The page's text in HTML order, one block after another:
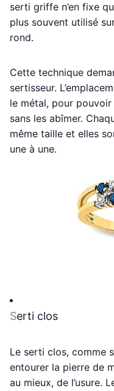
serti griffe n’en fixe
plus souvent utilisé
rond.
Cette technique
sertisseur.
le métal, pour
sans les abîmer.
même taille et elles
une à une.
Serti clos
Le serti clos, comme
entourer la pierre de
au mieux, de l’usure.